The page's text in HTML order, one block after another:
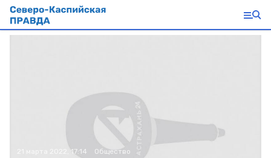
21 марта 2022, 17:14
Общество